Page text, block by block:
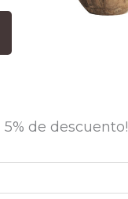
de descuento!